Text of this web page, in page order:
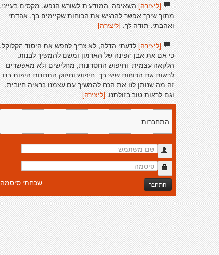
[ליצירה]השאיפה והמודעות לשורש הנפש. מקסים בעייני.
מתוך שירך אפשר להרגיש את הכוחות שקיימים בך. אהדתי
ואהבתי. תודה לך. [ליצירה]
[ליצירה]לדעתי הדלה, לא צריך לחפש את היסוד הקלוקל,
כי אם את אבן הפינה של הארמון ומשם להמשיך לבנות.
הלקאה עצמית, וחיפוש החסרונות, מחלישים ולא מאפשרים
לראות את הכוחות שיש בך. חיפוש וחיזוק התכונות היפות בנו,
זה מה שנותן לנו את הכח להמשיך עם עצמנו בראיה חיובית,
וגם לראות טוב בזולתנו.[ליצירה]
התחברות
התחבר שכחתי סיסמה